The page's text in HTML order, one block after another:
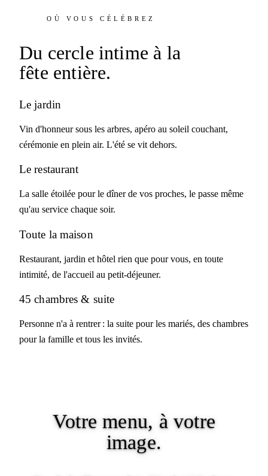
OÙ VOUS CÉLÉBREZ
Du cercle intime à la
fête entière.
Le jardin
Vin d'honneur sous les arbres, apéro au soleil couchant,
cérémonie en plein air. L'été se vit dehors.
Le restaurant
La salle étoilée pour le dîner de vos proches, le passe même
qu'au service chaque soir.
Toute la maison
Restaurant, jardin et hôtel rien que pour vous, en toute
intimité, de l'accueil au petit-déjeuner.
45 chambres & suite
Personne n'a à rentrer : la suite pour les mariés, des chambres
pour la famille et tous les invités.
Votre menu, à votre
image.